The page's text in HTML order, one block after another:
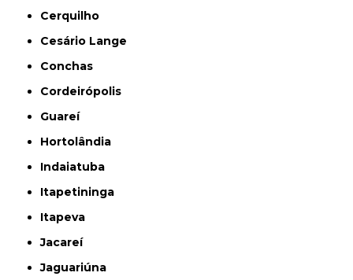
Cerquilho
Cesário Lange
Conchas
Cordeirópolis
Guareí
Hortolândia
Indaiatuba
Itapetininga
Itapeva
Jacareí
Jaguariúna